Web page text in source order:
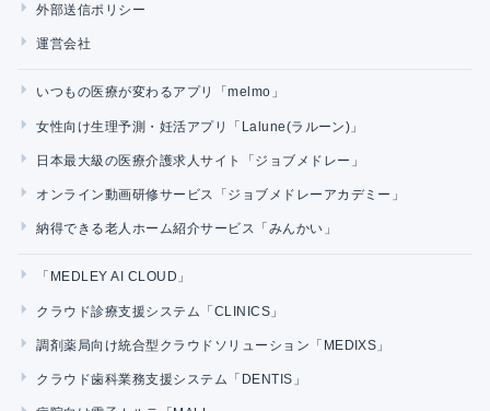
外部送信ポリシー
運営会社
いつもの医療が変わるアプリ「melmo」
女性向け生理予測・妊活アプリ「Lalune(ラルーン)」
日本最大級の医療介護求人サイト「ジョブメドレー」
オンライン動画研修サービス「ジョブメドレーアカデミー」
納得できる老人ホーム紹介サービス「みんかい」
「MEDLEY AI CLOUD」
クラウド診療支援システム「CLINICS」
調剤薬局向け統合型クラウドソリューション「MEDIXS」
クラウド歯科業務支援システム「DENTIS」